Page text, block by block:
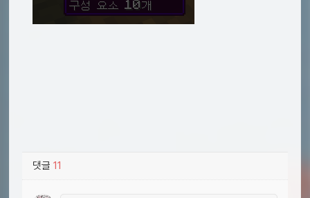
댓글11